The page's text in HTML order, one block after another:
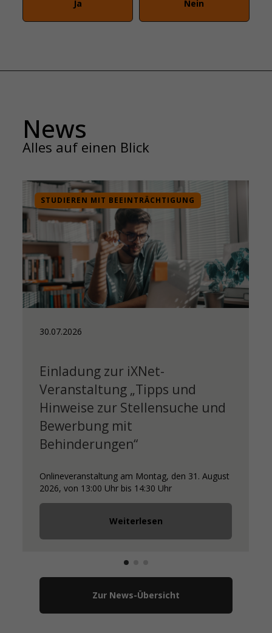
Ja Nein
News
Alles auf einen Blick
MIT BEEINTRÄCHTIGUNG
zur iXNet-
„Tipps und
zur Stellensuche und
mit
am Montag, den 31. August
Uhr bis 14:30 Uhr
Zur News-Übersicht